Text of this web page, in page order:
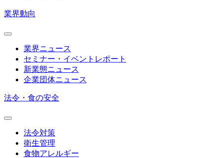
業界動向
業界ニュース
セミナー・イベントレポート
新業態ニュース
企業団体ニュース
法令・食の安全
法令対策
衛生管理
食物アレルギー